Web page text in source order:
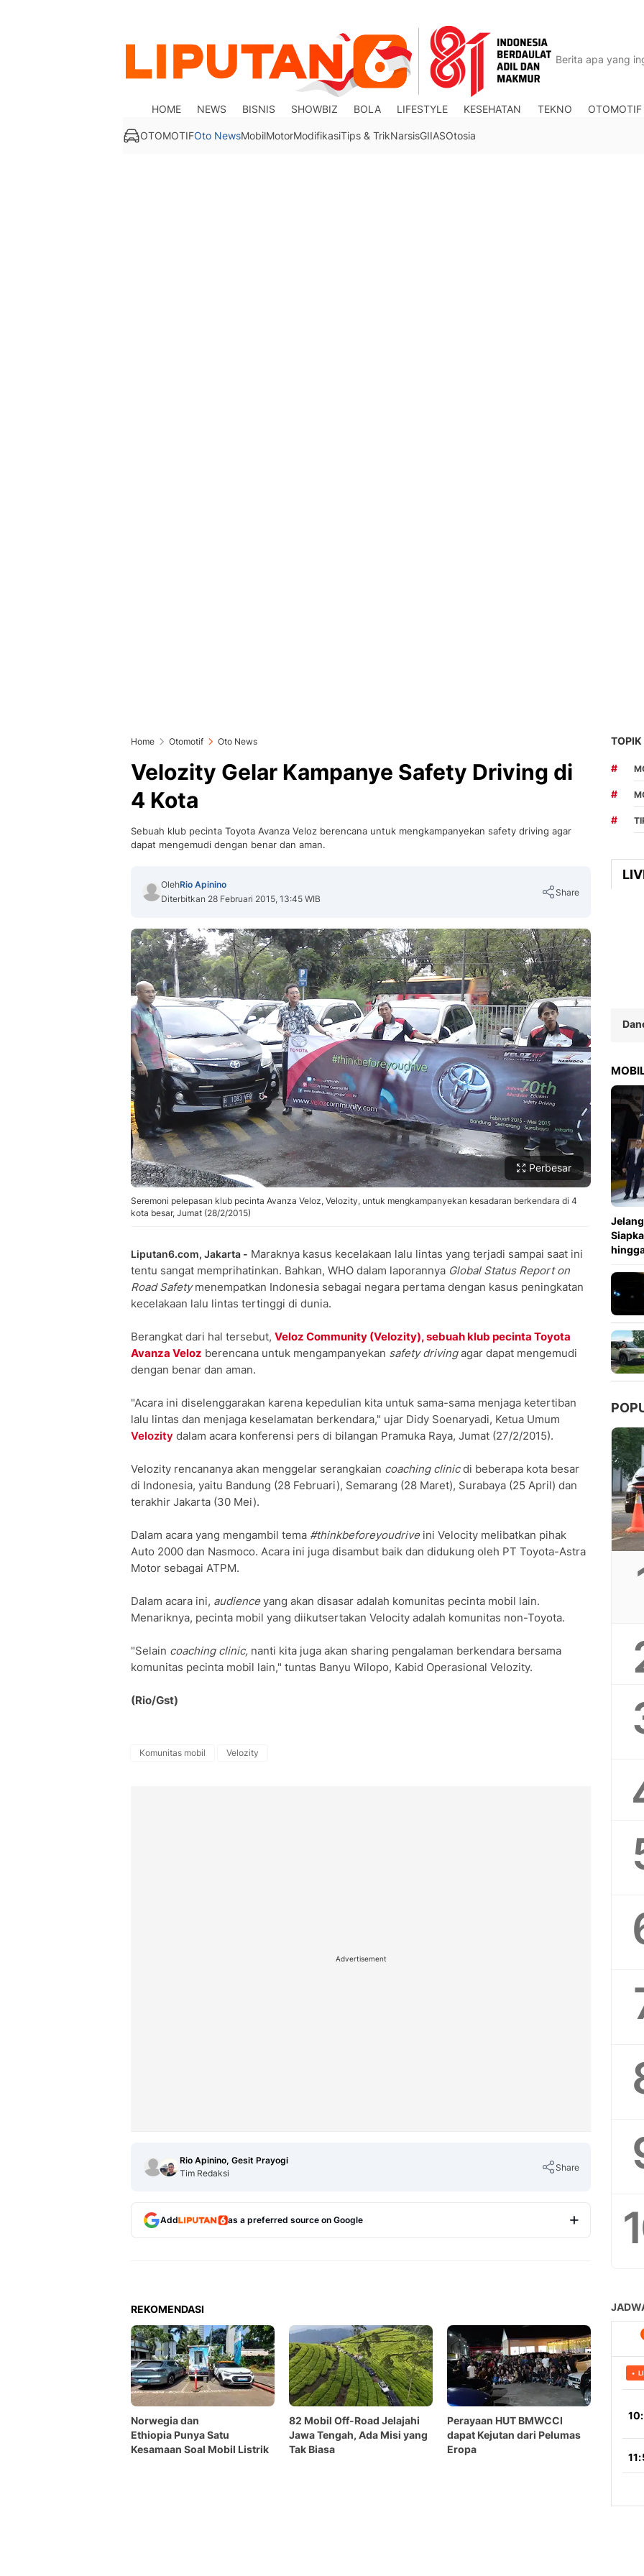
HOME NEWS BISNIS SHOWBIZ BOLA LIFESTYLE KESEHATAN TEKNO OTOMOTIF
OTOMOTIFOto NewsMobilMotorModifikasiTips & TrikNarsisGIIASOtosia
Home Otomotif Oto News
Velozity Gelar Kampanye Safety Driving di
4 Kota
Sebuah klub pecinta Toyota Avanza Veloz berencana untuk mengkampanyekan safety driving agar
dapat mengemudi dengan benar dan aman.
OlehRio Apinino
Diterbitkan 28 Februari 2015, 13:45 WIB
Share
Copy Link
Perbesar
Seremoni pelepasan klub pecinta Avanza Veloz, Velozity, untuk mengkampanyekan kesadaran berkendara di 4
kota besar, Jumat (28/2/2015)
Liputan6.com, Jakarta - Maraknya kasus kecelakaan lalu lintas yang terjadi sampai saat ini
tentu sangat memprihatinkan. Bahkan, WHO dalam laporannya Global Status Report on
Road Safetymenempatkan Indonesia sebagai negara pertama dengan kasus peningkatan
kecelakaan lalu lintas tertinggi di dunia.
Berangkat dari hal tersebut, Veloz Community (Velozity), sebuah klub pecinta Toyota
Avanza Veloz berencana untuk mengampanyekan safety drivingagar dapat mengemudi
dengan benar dan aman.
"Acara ini diselenggarakan karena kepedulian kita untuk sama-sama menjaga ketertiban
lalu lintas dan menjaga keselamatan berkendara," ujar Didy Soenaryadi, Ketua Umum
Velozity dalam acara konferensi pers di bilangan Pramuka Raya, Jumat (27/2/2015).
Velozity rencananya akan menggelar serangkaian coaching clinicdi beberapa kota besar
di Indonesia, yaitu Bandung (28 Februari), Semarang (28 Maret), Surabaya (25 April) dan
terakhir Jakarta (30 Mei).
Dalam acara yang mengambil tema #thinkbeforeyoudriveini Velocity melibatkan pihak
Auto 2000 dan Nasmoco. Acara ini juga disambut baik dan didukung oleh PT Toyota-Astra
Motor sebagai ATPM.
Dalam acara ini, audienceyang akan disasar adalah komunitas pecinta mobil lain.
Menariknya, pecinta mobil yang diikutsertakan Velocity adalah komunitas non-Toyota.
"Selain coaching clinic, nanti kita juga akan sharing pengalaman berkendara bersama
komunitas pecinta mobil lain," tuntas Banyu Wilopo, Kabid Operasional Velozity.
(Rio/Gst)
Komunitas mobil Velozity
Advertisement
Rio Apinino, Gesit Prayogi
Tim Redaksi
Share
Add as a preferred source on Google
REKOMENDASI
Norwegia dan
Ethiopia Punya Satu
Kesamaan Soal Mobil Listrik
82 Mobil Off-Road Jelajahi
Jawa Tengah, Ada Misi yang
Tak Biasa
Perayaan HUT BMWCCI
dapat Kejutan dari Pelumas
Eropa
TOPIK
#
#
#